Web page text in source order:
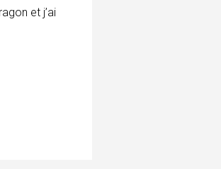
et j’ai